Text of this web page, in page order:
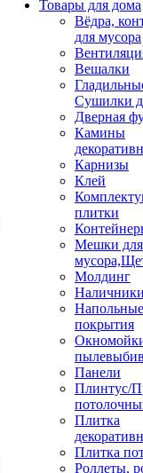
Товары для дома
Вёдра,
для мусора
Вешалки
Сушилки
Дверная
Камины
Карнизы
Клей
плитки
Мешки для
Молдинг
Напольные
покрытия
Панели
Плинтус/
Плитка
Плитка
Роллеты,